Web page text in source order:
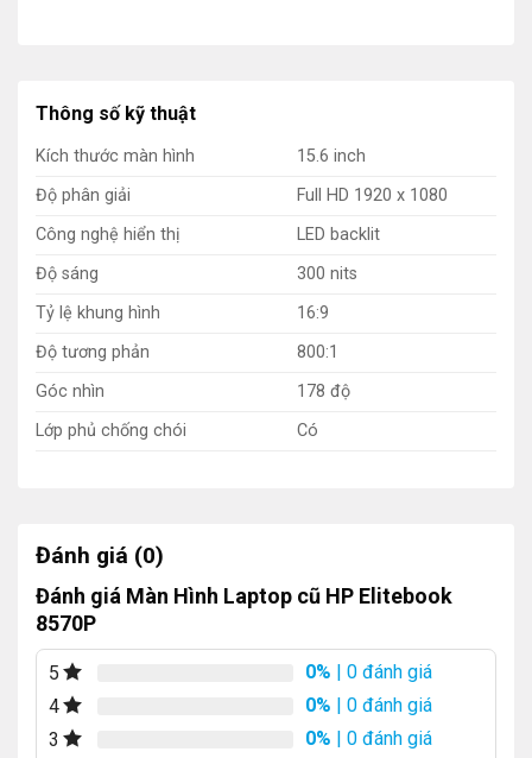
Thông số kỹ thuật
Kích thước màn hình
15.6 inch
Độ phân giải
Full HD 1920 x 1080
Công nghệ hiển thị
LED backlit
Độ sáng
300 nits
Tỷ lệ khung hình
16:9
Độ tương phản
800:1
Góc nhìn
178 độ
Lớp phủ chống chói
Có
Đánh giá (0)
Đánh giá Màn Hình Laptop cũ HP Elitebook
8570P
5 0% | 0 đánh giá
4
0% | 0 đánh giá
3
0% | 0 đánh giá